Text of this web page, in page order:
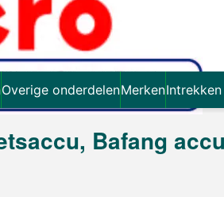
Overige onderdelenMerken
Bafang